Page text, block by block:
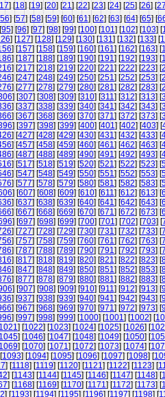
17] [18] [19] [20] [21] [22] [23] [24] [25] [26] [
56] [57] [58] [59] [60] [61] [62] [63] [64] [65] [
95] [96] [97] [98] [99] [100] [101] [102] [103] [
] [127] [128] [129] [130] [131] [132] [133] [
] [157] [158] [159] [160] [161] [162] [163] [
] [187] [188] [189] [190] [191] [192] [193] [
] [217] [218] [219] [220] [221] [222] [223] [
] [247] [248] [249] [250] [251] [252] [253] [
] [277] [278] [279] [280] [281] [282] [283] [
] [307] [308] [309] [310] [311] [312] [313] [
] [337] [338] [339] [340] [341] [342] [343] [
] [367] [368] [369] [370] [371] [372] [373] [
] [397] [398] [399] [400] [401] [402] [403] [
] [427] [428] [429] [430] [431] [432] [433] [
] [457] [458] [459] [460] [461] [462] [463] [
] [487] [488] [489] [490] [491] [492] [493] [
] [517] [518] [519] [520] [521] [522] [523] [
] [547] [548] [549] [550] [551] [552] [553] [
] [577] [578] [579] [580] [581] [582] [583] [
] [607] [608] [609] [610] [611] [612] [613] [
] [637] [638] [639] [640] [641] [642] [643] [
] [667] [668] [669] [670] [671] [672] [673] [
] [697] [698] [699] [700] [701] [702] [703] [
] [727] [728] [729] [730] [731] [732] [733] [
] [757] [758] [759] [760] [761] [762] [763] [
] [787] [788] [789] [790] [791] [792] [793] [
] [817] [818] [819] [820] [821] [822] [823] [
] [847] [848] [849] [850] [851] [852] [853] [
] [877] [878] [879] [880] [881] [882] [883] [
] [907] [908] [909] [910] [911] [912] [913] [
] [937] [938] [939] [940] [941] [942] [943] [
] [967] [968] [969] [970] [971] [972] [973] [
] [997] [998] [999] [1000] [1001] [1002] [
] [1022] [1023] [1024] [1025] [1026] [
] [1046] [1047] [1048] [1049] [1050] [
] [1070] [1071] [1072] [1073] [1074] [
1093] [1094] [1095] [1096] [1097] [1098] [
] [1118] [1119] [1120] [1121] [1122] [1123] [
] [1143] [1144] [1145] [1146] [1147] [1148] [
] [1168] [1169] [1170] [1171] [1172] [1173] [
] [1193] [1194] [1195] [1196] [1197] [1198] [